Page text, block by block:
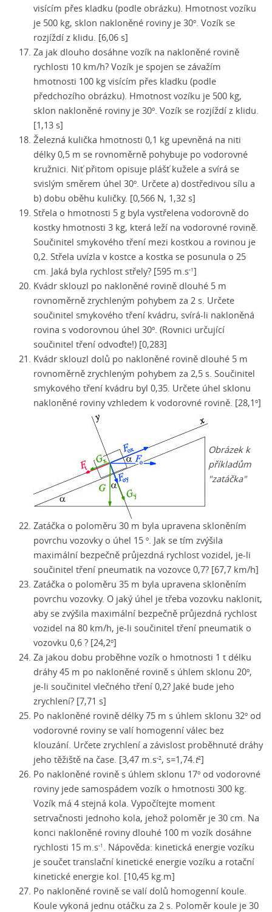
visícím přes kladku (podle obrázku). Hmotnost vozíku
je 500 kg, sklon nakloněné roviny je 30o. Vozík se
rozjíždí z klidu. [6,06 s]
Za jak dlouho dosáhne vozík na nakloněné rovině
rychlosti 10 km/h? Vozík je spojen se závažím
hmotnosti 100 kg visícím přes kladku (podle
předchozího obrázku). Hmotnost vozíku je 500 kg,
sklon nakloněné roviny je 30o. Vozík se rozjíždí z klidu.
[1,13 s]
Železná kulička hmotnosti 0,1 kg upevněná na niti
délky 0,5 m se rovnoměrně pohybuje po vodorovné
kružnici. Niť přitom opisuje plášť kužele a svírá se
svislým směrem úhel 30o. Určete a) dostředivou sílu a
b) dobu oběhu kuličky. [0,566 N, 1,32 s]
Střela o hmotnosti 5 g byla vystřelena vodorovně do
kostky hmotnosti 3 kg, která leží na vodorovné rovině.
Součinitel smykového tření mezi kostkou a rovinou je
0,2. Střela uvízla v kostce a kostka se posunula o 25
cm. Jaká byla rychlost střely? [595 m.s-1]
Kvádr sklouzl po nakloněné rovině dlouhé 5 m
rovnoměrně zrychleným pohybem za 2 s. Určete
součinitel smykového tření kvádru, svírá-li nakloněná
rovina s vodorovnou úhel 30o. (Rovnici určující
součinitel tření odvoďte!) [0,283]
Kvádr sklouzl dolů po nakloněné rovině dlouhé 5 m
rovnoměrně zrychleným pohybem za 2,5 s. Součinitel
smykového tření kvádru byl 0,35. Určete úhel sklonu
nakloněné roviny vzhledem k vodorovné rovině. [28,1 o]
Obrázek k
příkladům
"zatáčka"
Zatáčka o poloměru 30 m byla upravena skloněním
povrchu vozovky o úhel 15 o. Jak se tím zvýšila
maximální bezpečně průjezdná rychlost vozidel, je-li
součinitel tření pneumatik na vozovce 0,7? [67,7 km/h]
Zatáčka o poloměru 35 m byla upravena skloněním
povrchu vozovky. O jaký úhel je třeba vozovku naklonit,
aby se zvýšila maximální bezpečně průjezdná rychlost
vozidel na 80 km/h, je-li součinitel tření pneumatik o
vozovku 0,6 ? [24,2o]
Za jakou dobu proběhne vozík o hmotnosti 1 t délku
dráhy 45 m po nakloněné rovině s úhlem sklonu 20o,
je-li součinitel vlečného tření 0,2? Jaké bude jeho
zrychlení? [7,71 s]
Po nakloněné rovině délky 75 m s úhlem sklonu 32o od
vodorovné roviny se valí homogenní válec bez
klouzání. Určete zrychlení a závislost proběhnuté dráhy
jeho těžiště na čase. [3,47 m.s-2, s=1,74.t2]
Po nakloněné rovině s úhlem sklonu 17o od vodorovné
roviny jede samospádem vozík o hmotnosti 300 kg.
Vozík má 4 stejná kola. Vypočítejte moment
setrvačnosti jednoho kola, jehož poloměr je 30 cm. Na
konci nakloněné roviny dlouhé 100 m vozík dosáhne
rychlosti 15 m.s-1 . Nápověda: kinetická energie vozíku
je součet translační kinetické energie vozíku a rotační
kinetické energie kol. [10,45 kg.m]
Po nakloněné rovině se valí dolů homogenní koule.
Koule vykoná jednu otáčku za 2 s. Poloměr koule je 30